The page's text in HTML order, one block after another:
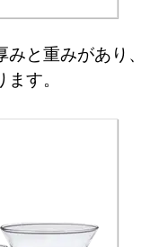
と重みがあり、
す。